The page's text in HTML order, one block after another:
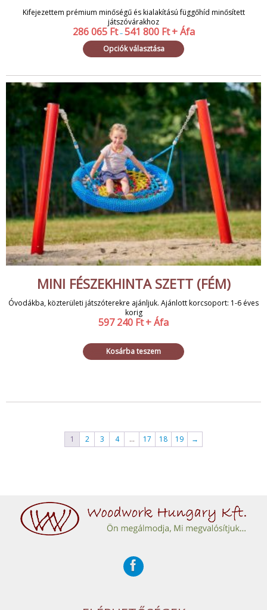
Kifejezettem prémium minőségű és kialakítású függőhíd minősített
játszóvárakhoz
286 065 Ft – 541 800 Ft + Áfa
Opciók választása
MINI FÉSZEKHINTA SZETT (FÉM)
Óvodákba, közterületi játszóterekre ajánljuk. Ajánlott korcsoport: 1-6 éves
korig
597 240 Ft+ Áfa
Kosárba teszem
1 2 3 4 … 17 18 19 →